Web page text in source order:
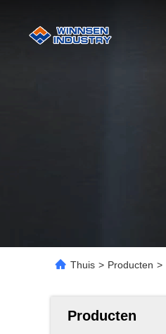
Thuis > Producten >
Producten